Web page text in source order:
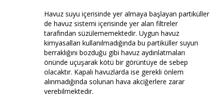
Havuz suyu içerisinde yer almaya başlayan partiküller
de havuz sistemi içerisinde yer alan filtreler
tarafından süzülememektedir. Uygun havuz
kimyasalları kullanılmadığında bu partiküller suyun
berraklığını bozduğu gibi havuz aydınlatmaları
önünde uçuşarak kötü bir görüntüye de sebep
olacaktır. Kapalı havuzlarda ise gerekli önlem
alınmadığında solunan hava akciğerlere zarar
verebilmektedir.